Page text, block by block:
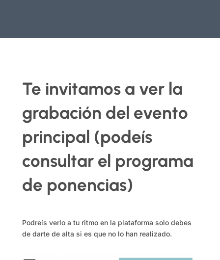
Te invitamos a ver la
grabación del evento
principal (podeís
consultar el programa
de ponencias)
Podreís verlo a tu ritmo en la plataforma solo debes
de darte de alta si es que no lo han realizado.